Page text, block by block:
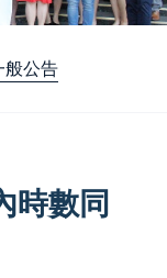
般公告
時數同